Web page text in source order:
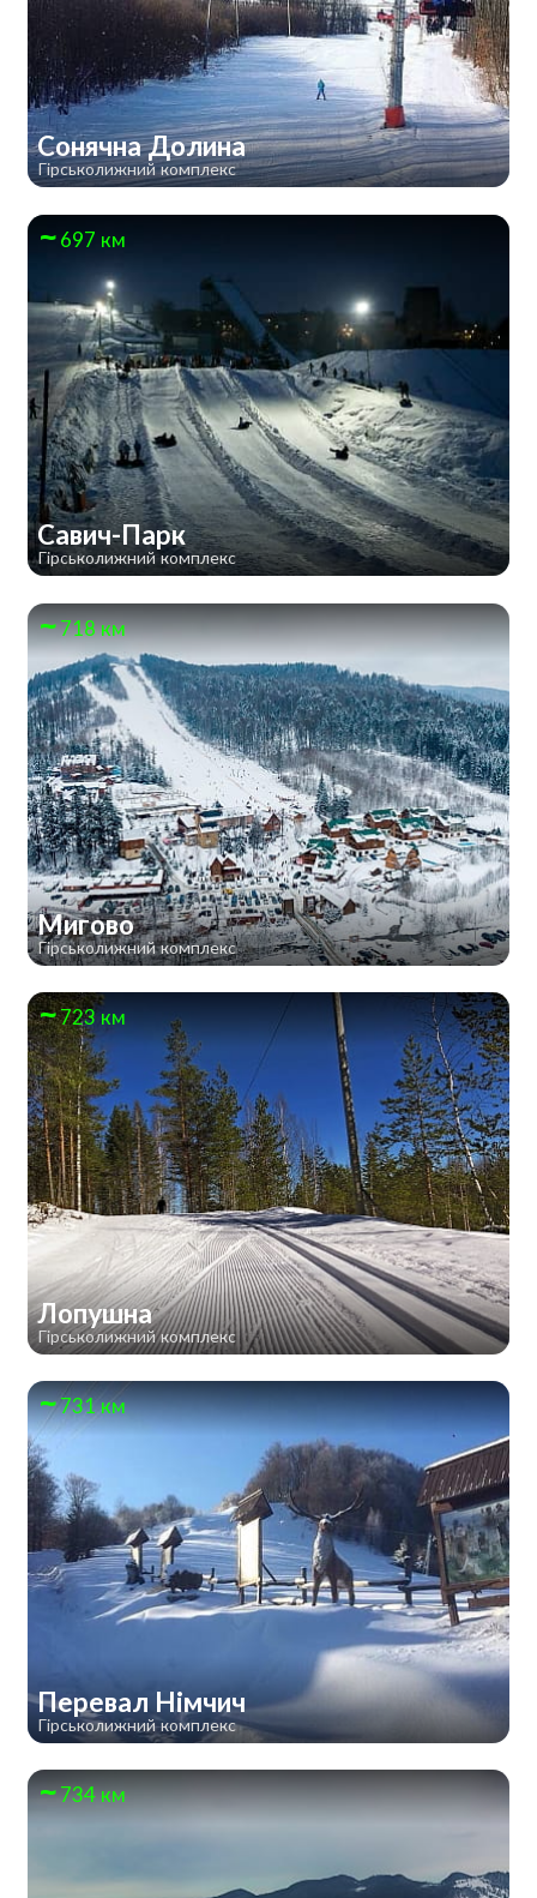
Сонячна Долина
Гірськолижний комплекс
697 км
Савич-Парк
Гірськолижний комплекс
718 км
Мигово
Гірськолижний комплекс
723 км
Лопушна
Гірськолижний комплекс
731 км
Перевал Німчич
Гірськолижний комплекс
734 км